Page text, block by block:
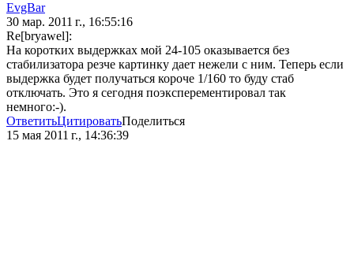
EvgBar
30 мар. 2011 г., 16:55:16
Re[bryawel]:
На коротких выдержках мой 24-105 оказывается без
стабилизатора резче картинку дает нежели с ним. Теперь если
выдержка будет получаться короче 1/160 то буду стаб
отключать. Это я сегодня поэксперементировал так
немного:-).
ОтветитьЦитироватьПоделиться
15 мая 2011 г., 14:36:39